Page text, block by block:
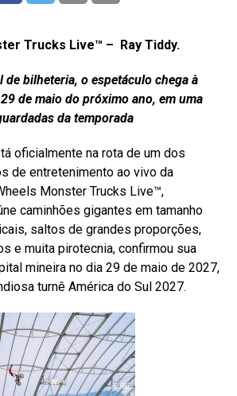
Trucks Live™ – Ray Tiddy.
de bilheteria, o espetáculo chega à
de maio do próximo ano, em uma
da temporada
oficialmente na rota de um dos
de entretenimento ao vivo da
Monster Trucks Live™,
caminhões gigantes em tamanho
saltos de grandes proporções,
e muita pirotecnia, confirmou sua
mineira no dia 29 de maio de 2027,
turnê América do Sul 2027.